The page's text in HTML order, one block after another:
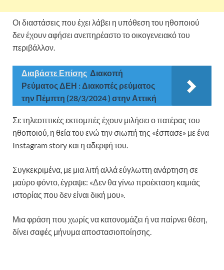
Οι διαστάσεις που έχει λάβει η υπόθεση του ηθοποιού
δεν έχουν αφήσει ανεπηρέαστο το οικογενειακό του
περιβάλλον.
Διαβάστε Επίσης Διακοπή
Ρεύματος ΔΕΗ : Διακοπές ρεύματος
την Πέμπτη (28/3/2024 ) στην Αττική
Σε τηλεοπτικές εκπομπές έχουν μιλήσει ο πατέρας του
ηθοποιού, η θεία του ενώ την σιωπή της «έσπασε» με ένα
Instagram story και η αδερφή του.
Συγκεκριμένα, με μια λιτή αλλά εύγλωττη ανάρτηση σε
μαύρο φόντο, έγραψε: «Δεν θα γίνω προέκταση καμιάς
ιστορίας που δεν είναι δική μου».
Μια φράση που χωρίς να κατονομάζει ή να παίρνει θέση,
δίνει σαφές μήνυμα αποστασιοποίησης.